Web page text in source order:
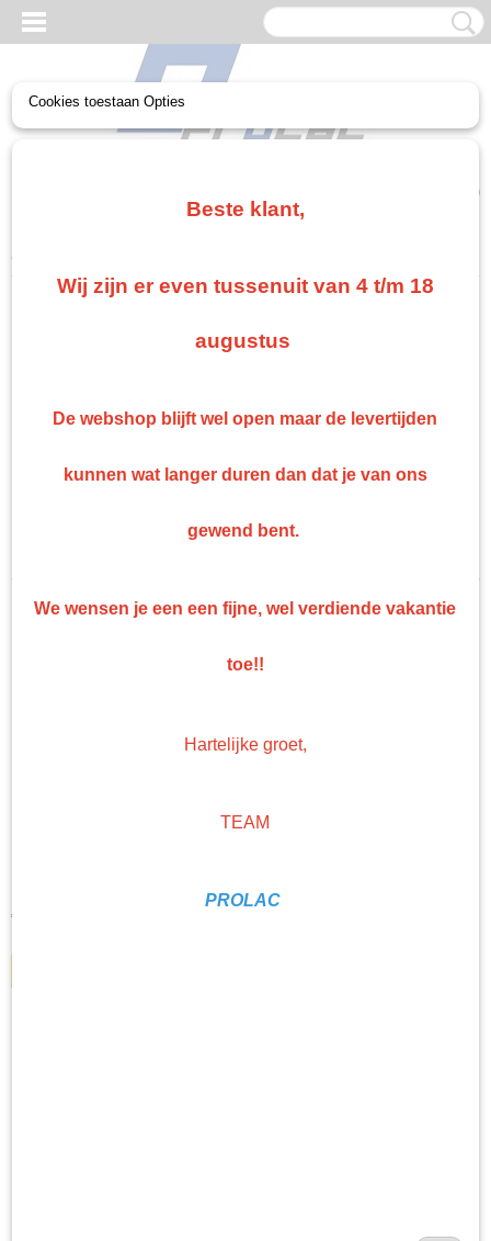
(0)
Home
Verharders 2K Roberlo
Ontvetters
Hittebestendige Lak
€ 48,91
Cookies toestaan Opties
Beste klant,
Wij zijn er even tussenuit van 4 t/m 18
augustus
De webshop blijft wel open maar de levertijden
kunnen wat langer duren dan dat je van ons
gewend bent.
We wensen je een een fijne, wel verdiende vakantie
toe!!
Hartelijke groet,
TEAM
PROLAC